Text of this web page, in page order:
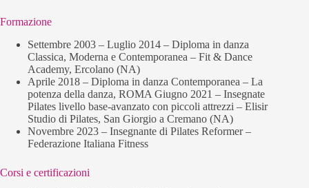
Formazione
Settembre 2003 – Luglio 2014 – Diploma in danza
Classica, Moderna e Contemporanea – Fit & Dance
Academy, Ercolano (NA)
Aprile 2018 – Diploma in danza Contemporanea – La
potenza della danza, ROMA Giugno 2021 – Insegnate
Pilates livello base-avanzato con piccoli attrezzi – Elisir
Studio di Pilates, San Giorgio a Cremano (NA)
Novembre 2023 – Insegnante di Pilates Reformer –
Federazione Italiana Fitness
Corsi e certificazioni